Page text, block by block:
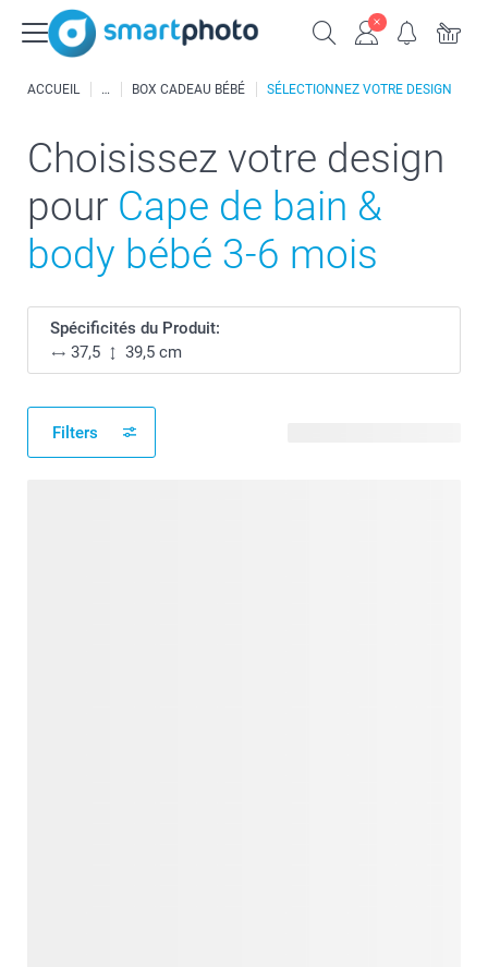
ACCUEIL BOX CADEAU BÉBÉ SÉLECTIONNEZ VOTRE DESIGN
Choisissez votre design
pour Cape de bain &
body bébé 3-6 mois
Spécificités du Produit:
37,5
39,5 cm
Filters